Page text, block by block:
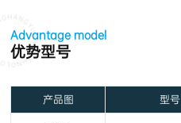
Advantage model
优势型号
产品图 型号